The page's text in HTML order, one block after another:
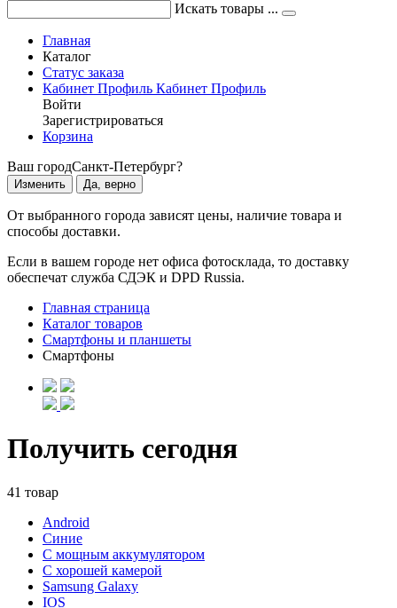
Искать товары ...
Главная
Каталог
Статус заказа
Кабинет Профиль Кабинет Профиль
Войти
Зарегистрироваться
Корзина
Ваш городСанкт-Петербург?
Изменить Да, верно
От выбранного города зависят цены, наличие товара и
способы доставки.
Если в вашем городе нет офиса фотосклада, то доставку
обеспечат служба СДЭК и DPD Russia.
Главная страница
Каталог товаров
Смартфоны и планшеты
Смартфоны
Получить сегодня
41 товар
Android
Синие
С мощным аккумулятором
С хорошей камерой
Samsung Galaxy
IOS